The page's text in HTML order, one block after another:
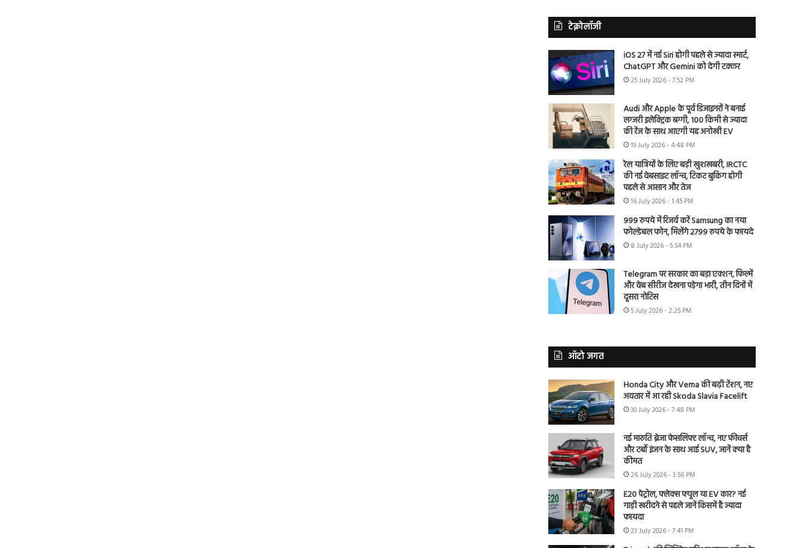
टेक्नोलॉजी
iOS 27 में नई Siri होगी पहले से ज्यादा स्मार्ट,
ChatGPT और Gemini को देगी टक्कर
25 July 2026 - 7:52 PM
Audi और Apple के पूर्व डिजाइनरों ने बनाई
लग्जरी इलेक्ट्रिक बग्गी, 100 किमी से ज्यादा
की रेंज के साथ आएगी यह अनोखी EV
19 July 2026 - 4:48 PM
रेल यात्रियों के लिए बड़ी खुशखबरी, IRCTC
की नई वेबसाइट लॉन्च, टिकट बुकिंग होगी
पहले से आसान और तेज
16 July 2026 - 1:45 PM
999 रुपये में रिजर्व करें Samsung का नया
फोल्डेबल फोन, मिलेंगे 2799 रुपये के फायदे
8 July 2026 - 5:54 PM
Telegram पर सरकार का बड़ा एक्शन, फिल्में
और वेब सीरीज देखना पड़ेगा भारी, तीन दिनों में
दूसरा नोटिस
5 July 2026 - 2:25 PM
ऑटो जगत
Honda City और Verna की बढ़ी टेंशन, नए
अवतार में आ रही Skoda Slavia Facelift
30 July 2026 - 7:48 PM
नई मारुति ब्रेजा फेसलिफ्ट लॉन्च, नए फीचर्स
और टर्बो इंजन के साथ आई SUV, जानें क्या है
कीमत
26 July 2026 - 3:56 PM
E20 पेट्रोल, फ्लेक्स फ्यूल या EV कार? नई
गाड़ी खरीदने से पहले जानें किसमें है ज्यादा
फायदा
23 July 2026 - 7:41 PM